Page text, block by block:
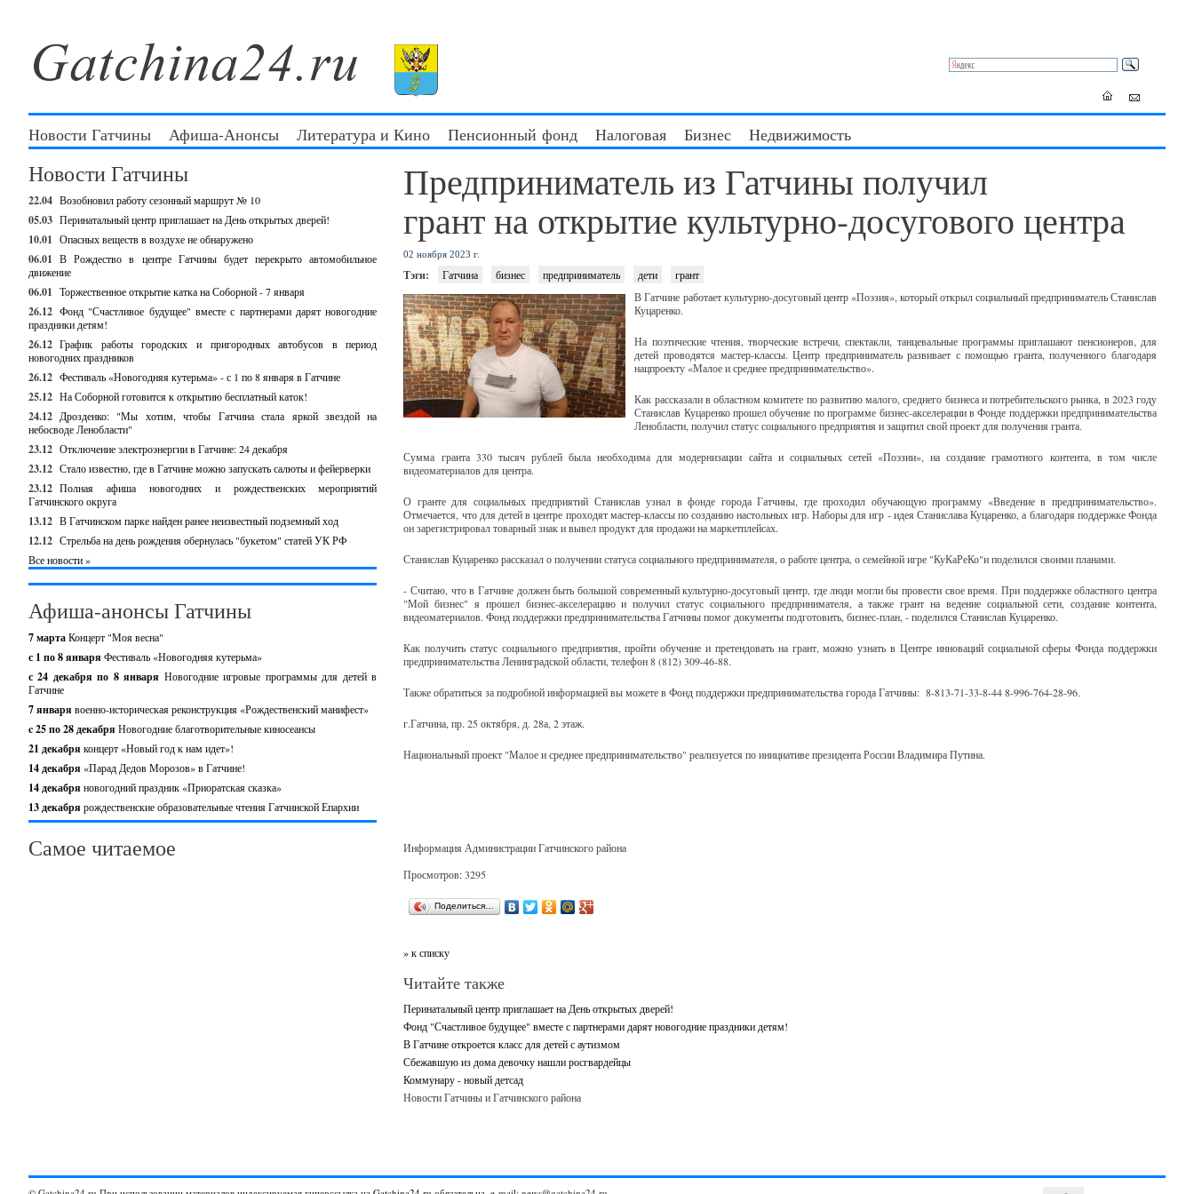
Новости Гатчины Афиша-Анонсы Литература и Кино Пенсионный фонд Налоговая Бизнес Недвижимость
Новости Гатчины
22.04 Возобновил работу сезонный маршрут № 10
05.03 Перинатальный центр приглашает на День открытых дверей!
10.01 Опасных веществ в воздухе не обнаружено
06.01 В Рождество в центре Гатчины будет перекрыто автомобильное
движение
06.01 Торжественное открытие катка на Соборной - 7 января
26.12 Фонд "Счастливое будущее" вместе с партнерами дарят новогодние
праздники детям!
26.12 График работы городских и пригородных автобусов в период
новогодних праздников
26.12 Фестиваль «Новогодняя кутерьма» - с 1 по 8 января в Гатчине
25.12 На Соборной готовится к открытию бесплатный каток!
24.12 Дрозденко: "Мы хотим, чтобы Гатчина стала яркой звездой на
небосводе Ленобласти"
23.12 Отключение электроэнергии в Гатчине: 24 декабря
23.12 Стало известно, где в Гатчине можно запускать салюты и фейерверки
23.12 Полная афиша новогодних и рождественских мероприятий
Гатчинского округа
13.12 В Гатчинском парке найден ранее неизвестный подземный ход
12.12 Стрельба на день рождения обернулась "букетом" статей УК РФ
Все новости »
Афиша-анонсы Гатчины
7 мартаКонцерт "Моя весна"
с 1 по 8 января Фестиваль «Новогодняя кутерьма»
с 24 декабря по 8 января Новогодние игровые программы для детей в
Гатчине
7 января военно-историческая реконструкция «Рождественский манифест»
c 25 по 28 декабря Новогодние благотворительные киносеансы
21 декабря концерт «Новый год к нам идет»!
14 декабря «Парад Дедов Морозов» в Гатчине!
14 декабря новогодний праздник «Приоратская сказка»
13 декабря рождественские образовательные чтения Гатчинской Епархии
Самое читаемое
Предприниматель из Гатчины получил
грант на открытие культурно-досугового центра
02 ноября 2023 г.
Тэги: Гатчина бизнес предприниматель дети
грант
В Гатчине работает культурно-досуговый центр «Поэзия», который открыл социальный предприниматель Станислав
Куцаренко.
На поэтические чтения, творческие встречи, спектакли, танцевальные программы приглашают пенсионеров, для
детей проводятся мастер-классы. Центр предприниматель развивает с помощью гранта, полученного благодаря
нацпроекту «Малое и среднее предпринимательство».
Как рассказали в областном комитете по развитию малого, среднего бизнеса и потребительского рынка, в 2023 году
Станислав Куцаренко прошел обучение по программе бизнес-акселерации в Фонде поддержки предпринимательства
Ленобласти, получил статус социального предприятия и защитил свой проект для получения гранта.
Сумма гранта 330 тысяч рублей была необходима для модернизации сайта и социальных сетей «Поэзии», на создание грамотного контента, в том числе
видеоматериалов для центра.
О гранте для социальных предприятий Станислав узнал в фонде города Гатчины, где проходил обучающую программу «Введение в предпринимательство».
Отмечается, что для детей в центре проходят мастер-классы по созданию настольных игр. Наборы для игр - идея Станислава Куцаренко, а благодаря поддержке Фонда
он зарегистрировал товарный знак и вывел продукт для продажи на маркетплейсах.
Станислав Куцаренко рассказал о получении статуса социального предпринимателя, о работе центра, о семейной игре "КуКаРеКо"и поделился своими планами.
- Считаю, что в Гатчине должен быть большой современный культурно-досуговый центр, где люди могли бы провести свое время. При поддержке областного центра
"Мой бизнес" я прошел бизнес-акселерацию и получил статус социального предпринимателя, а также грант на ведение социальной сети, создание контента,
видеоматериалов. Фонд поддержки предпринимательства Гатчины помог документы подготовить, бизнес-план, - поделился Станислав Куцаренко.
Как получить статус социального предприятия, пройти обучение и претендовать на грант, можно узнать в Центре инноваций социальной сферы Фонда поддержки
предпринимательства Ленинградской области, телефон 8 (812) 309-46-88.
Также обратиться за подробной информацией вы можете в Фонд поддержки предпринимательства города Гатчины: 8-813-71-33-8-44 8-996-764-28-96.
г.Гатчина, пр. 25 октября, д. 28а, 2 этаж.
Национальный проект "Малое и среднее предпринимательство" реализуется по инициативе президента России Владимира Путина.
Информация Администрации Гатчинского района
Просмотров: 3295
Поделиться…
» к списку
Читайте также
Перинатальный центр приглашает на День открытых дверей!
Фонд "Счастливое будущее" вместе с партнерами дарят новогодние праздники детям!
В Гатчине откроется класс для детей с аутизмом
Сбежавшую из дома девочку нашли росгвардейцы
Коммунару - новый детсад
Новости Гатчины и Гатчинского района